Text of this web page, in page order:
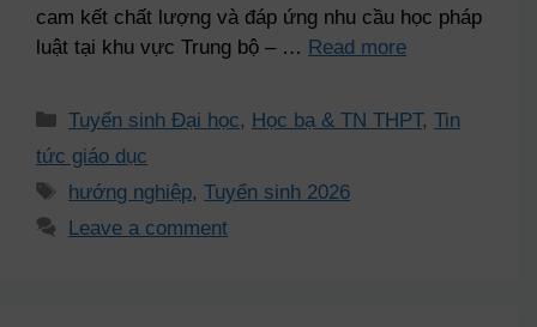
cam kết chất lượng và đáp ứng nhu cầu học pháp
luật tại khu vực Trung bộ – … Read more
Tuyển sinh Đại học, Học bạ & TN THPT,Tin
tức giáo dục
hướng nghiệp,Tuyển sinh 2026
Leave a comment